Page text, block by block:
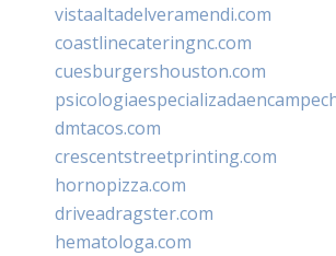
vistaaltadelveramendi.com
coastlinecateringnc.com
cuesburgershouston.com
dmtacos.com
crescentstreetprinting.com
hornopizza.com
driveadragster.com
hematologa.com